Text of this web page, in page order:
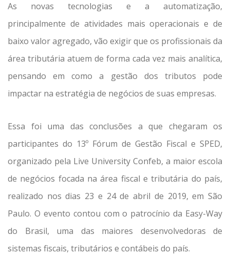
As novas tecnologias e a automatização,
principalmente de atividades mais operacionais e de
baixo valor agregado, vão exigir que os profissionais da
área tributária atuem de forma cada vez mais analítica,
pensando em como a gestão dos tributos pode
impactar na estratégia de negócios de suas empresas.
Essa foi uma das conclusões a que chegaram os
participantes do 13º Fórum de Gestão Fiscal e SPED,
organizado pela Live University Confeb, a maior escola
de negócios focada na área fiscal e tributária do país,
realizado nos dias 23 e 24 de abril de 2019, em São
Paulo. O evento contou com o patrocínio da Easy-Way
do Brasil, uma das maiores desenvolvedoras de
sistemas fiscais, tributários e contábeis do país.